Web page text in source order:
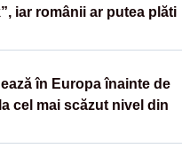
iar românii ar putea plăti
în Europa înainte de
cel mai scăzut nivel din